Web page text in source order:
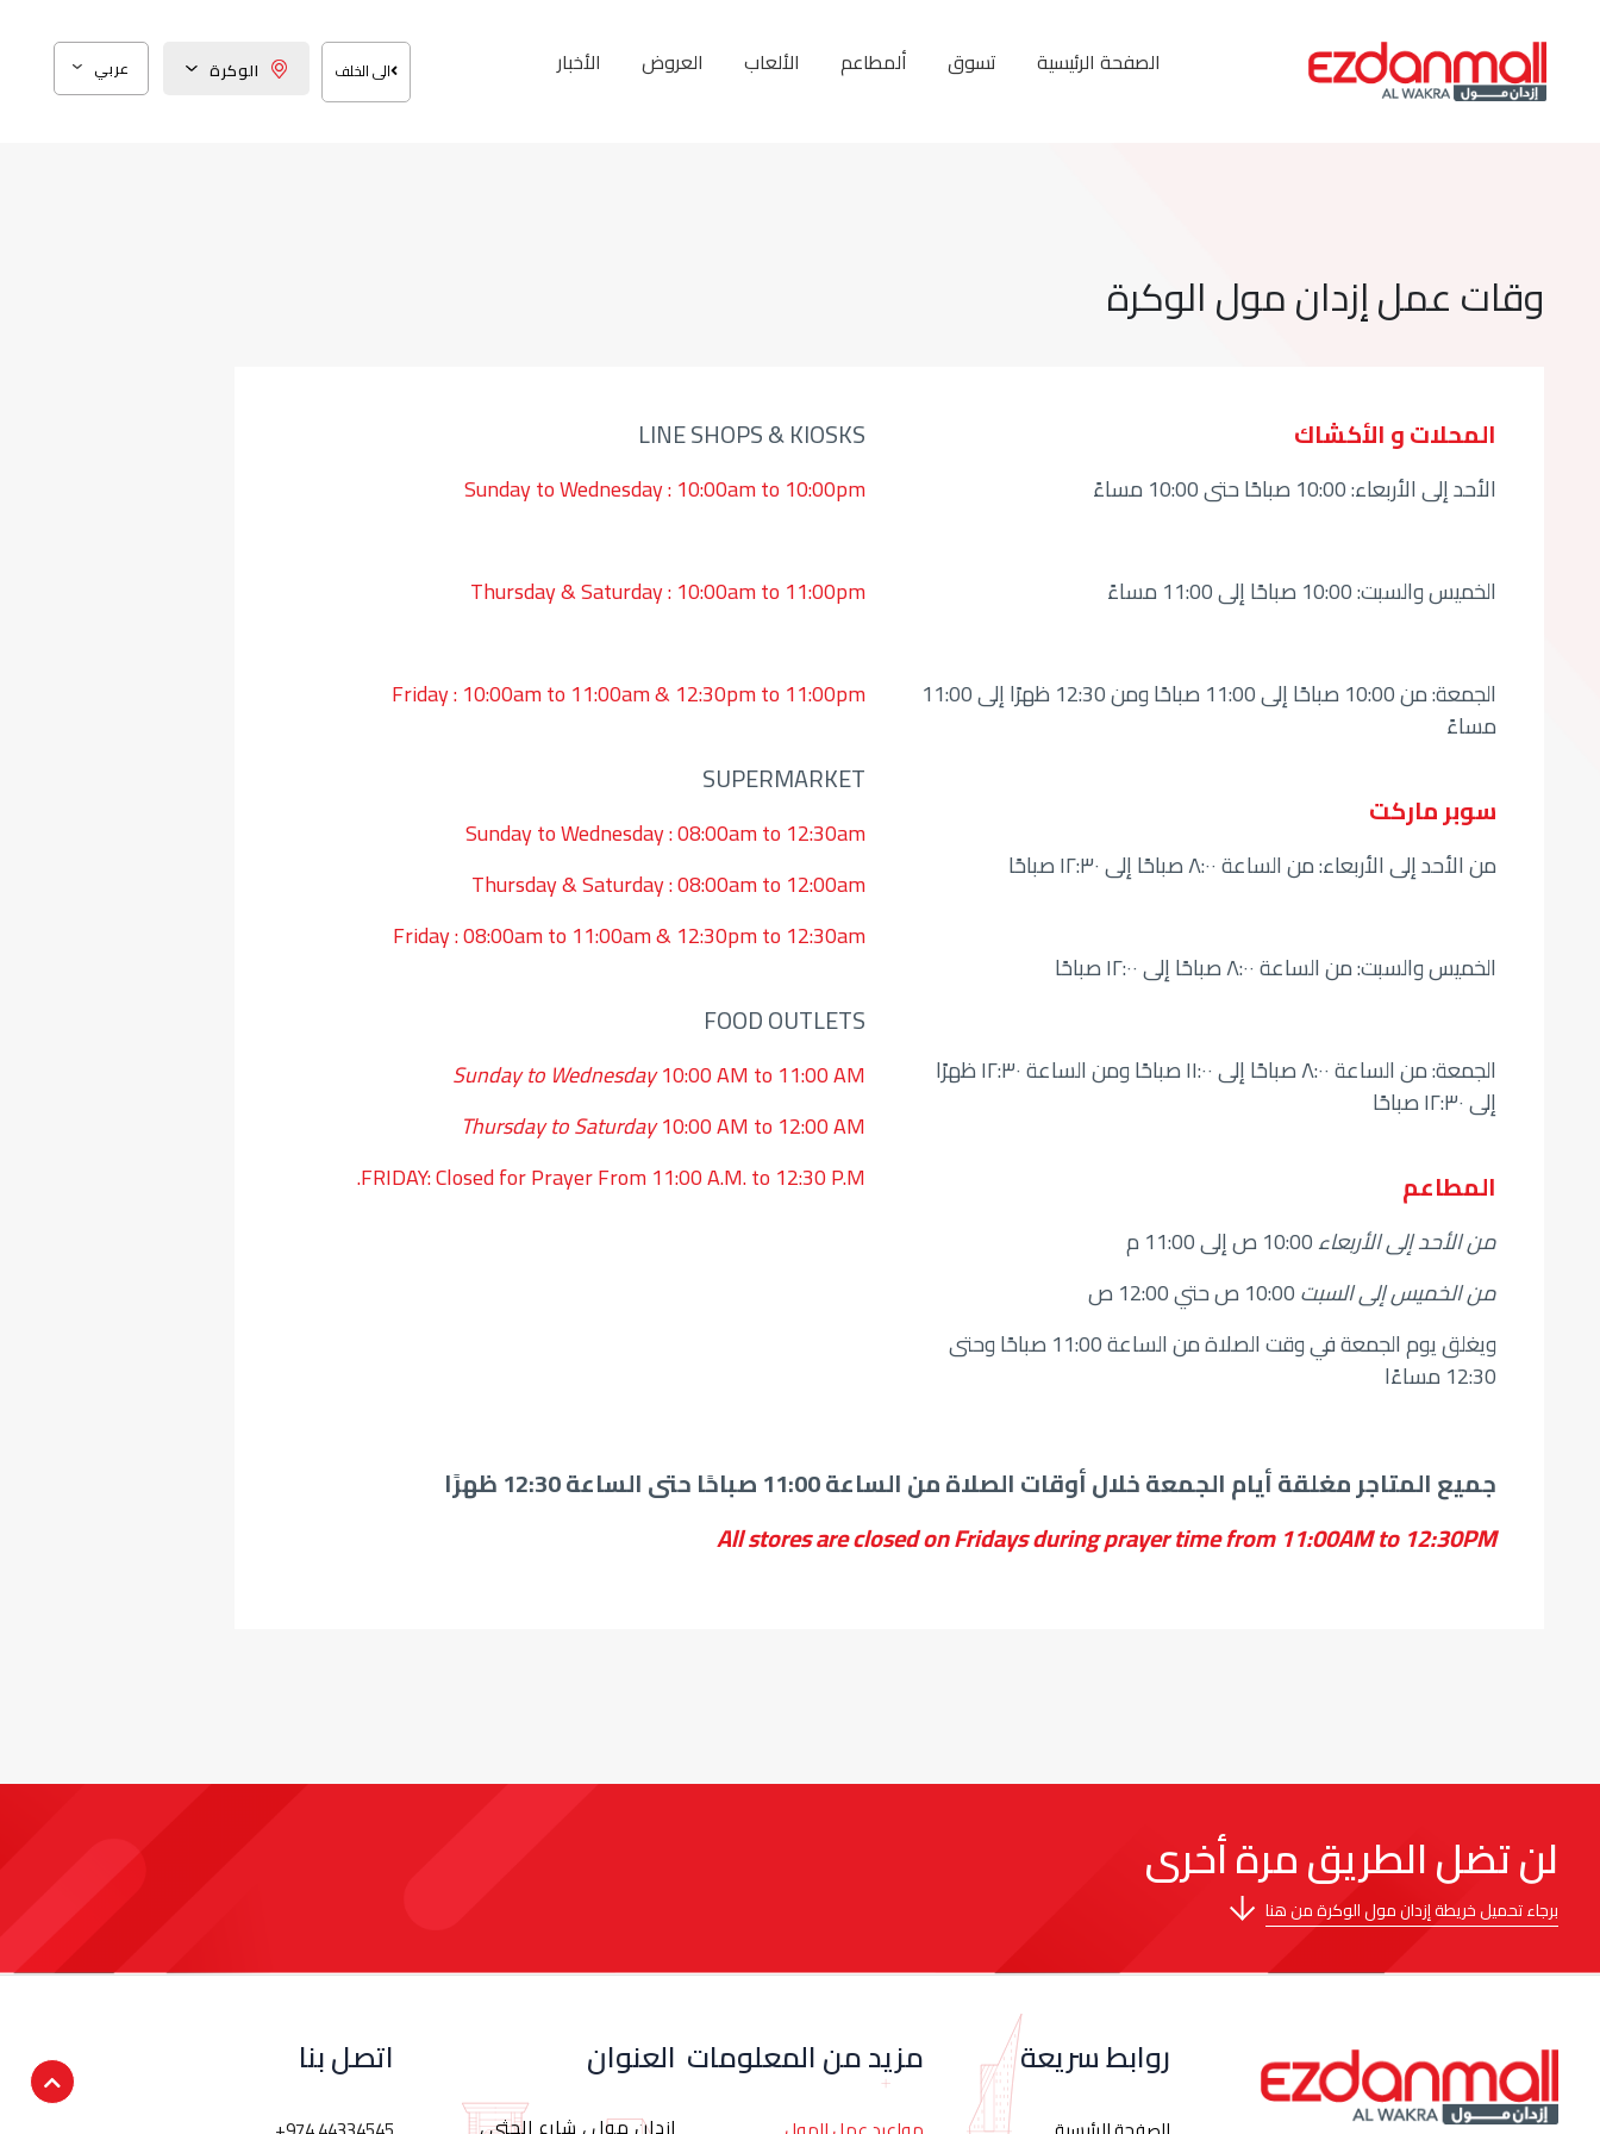
الصفحة الرئيسية تسوق ألمطاعم الألعاب العروض الأخبار الى الخلف الوكرة عربي
وقات عمل إزدان مول الوكرة
LINE SHOPS & KIOSKS
Sunday to Wednesday : 10:00am to 10:00pm
Thursday & Saturday : 10:00am to 11:00pm
Friday : 10:00am to 11:00am & 12:30pm to 11:00pm
SUPERMARKET
Sunday to Wednesday : 08:00am to 12:30am
Thursday & Saturday : 08:00am to 12:00am
Friday : 08:00am to 11:00am & 12:30pm to 12:30am
FOOD OUTLETS
Sunday to Wednesday10:00 AM to 11:00 AM
Thursday to Saturday10:00 AM to 12:00 AM
FRIDAY: Closed for Prayer From 11:00 A.M. to 12:30 P.M.
المحلات و الأكشاك
الأحد إلى الأربعاء: 10:00 صباحًا حتى 10:00 مساءً
الخميس والسبت: 10:00 صباحًا إلى 11:00 مساءً
الجمعة: من 10:00 صباحًا إلى 11:00 صباحًا ومن 12:30 ظهرًا إلى 11:00
مساءً
سوبر ماركت
من الأحد إلى الأربعاء: من الساعة ٨:٠٠ صباحًا إلى ١٢:٣٠ صباحًا
الخميس والسبت: من الساعة ٨:٠٠ صباحًا إلى ١٢:٠٠ صباحًا
الجمعة: من الساعة ٨:٠٠ صباحًا إلى ١١:٠٠ صباحًا ومن الساعة ١٢:٣٠ ظهرًا
إلى ١٢:٣٠ صباحًا
المطاعم
من الأحد إلى الأربعاء
من الخميس إلى السبت
ويغلق يوم الجمعة في وقت الصلاة من الساعة 11:00 صباحًا وحتى
12:30 مساءًا
جميع المتاجر مغلقة أيام الجمعة خلال أوقات الصلاة من الساعة 11:00 صباحًا حتى الساعة 12:30 ظهرًا
All stores are closed on Fridays during prayer time from 11:00AM to 12:30PM
لن تضل الطريق مرة أخرى
برجاء تحميل خريطة إزدان مول الوكرة من هنا
روابط سريعة مزيد من المعلومات العنوان اتصل بنا